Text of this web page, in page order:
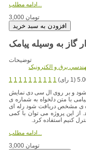
ادامه مطلب...
3,000 تومان
گاز به وسیله پیامک
توضیحات
برق و الکترونيک
1 1 1 1 1 1 1 1 1 1
شود و بر روی ال سی دی نمایش
با متن دلخواه به شماره ی
ی مشخص دریافت شود رله ای
از این پروژه می توان با کمی
کنیم استفاده کرد.
3,000 تومان